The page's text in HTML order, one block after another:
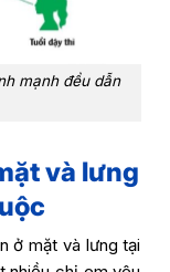
mạnh đều dẫn
và lưng
ở mặt và lưng tại